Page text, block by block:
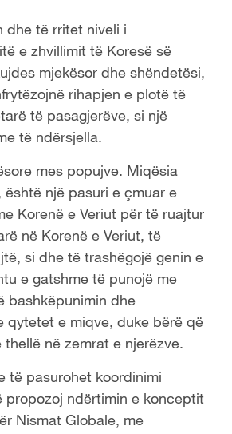
dhe të rritet niveli i
e zhvillimit të Koresë së
mjekësor dhe shëndetësi,
rihapjen e plotë të
të pasagjerëve, si një
të ndërsjella.
mes popujve. Miqësia
një pasuri e çmuar e
Korenë e Veriut për të ruajtur
në Korenë e Veriut, të
si dhe të trashëgojë genin e
e gatshme të punojë me
bashkëpunimin dhe
qytetet e miqve, duke bërë që
në zemrat e njerëzve.
të pasurohet koordinimi
propozoj ndërtimin e konceptit
Nismat Globale, me